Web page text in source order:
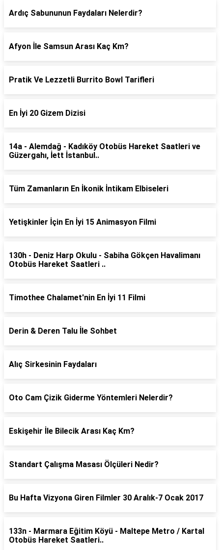
Ardıç Sabununun Faydaları Nelerdir?
Afyon İle Samsun Arası Kaç Km?
Pratik Ve Lezzetli Burrito Bowl Tarifleri
En İyi 20 Gizem Dizisi
14a - Alemdağ - Kadıköy Otobüs Hareket Saatleri ve
Güzergahı, İett İstanbul..
Tüm Zamanların En İkonik İntikam Elbiseleri
Yetişkinler İçin En İyi 15 Animasyon Filmi
130h - Deniz Harp Okulu - Sabiha Gökçen Havalimanı
Otobüs Hareket Saatleri ..
Timothee Chalamet'nin En İyi 11 Filmi
Derin & Deren Talu İle Sohbet
Alıç Sirkesinin Faydaları
Oto Cam Çizik Giderme Yöntemleri Nelerdir?
Eskişehir İle Bilecik Arası Kaç Km?
Standart Çalışma Masası Ölçüleri Nedir?
Bu Hafta Vizyona Giren Filmler 30 Aralık-7 Ocak 2017
133n - Marmara Eğitim Köyü - Maltepe Metro / Kartal
Otobüs Hareket Saatleri..